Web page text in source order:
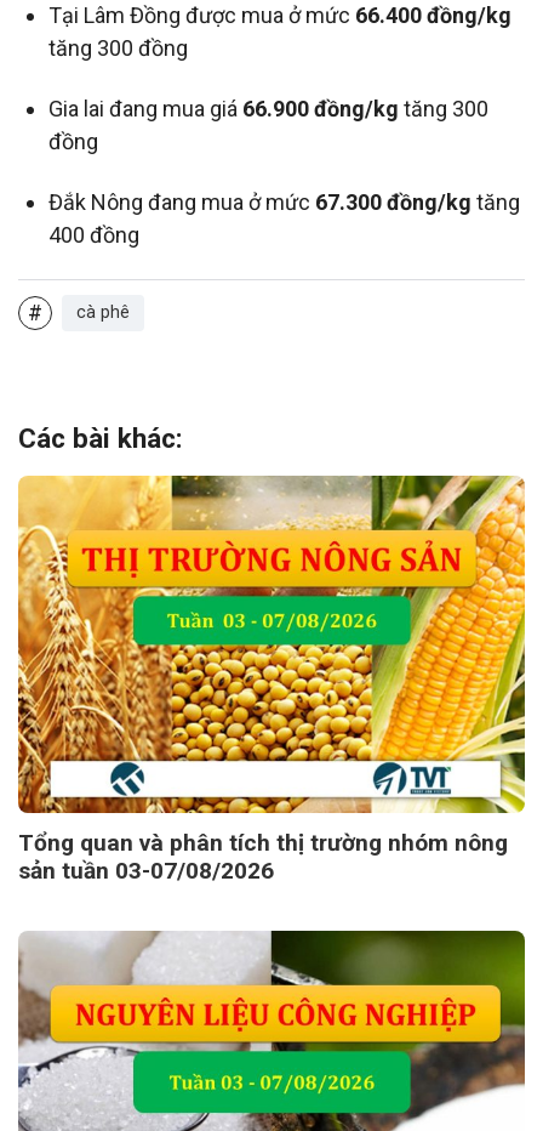
Tại Lâm Đồng được mua ở mức 66.400 đồng/kg
tăng 300 đồng
Gia lai đang mua giá 66.900 đồng/kg tăng 300
đồng
Đắk Nông đang mua ở mức 67.300 đồng/kg tăng
400 đồng
# cà phê
Các bài khác:
Tổng quan và phân tích thị trường nhóm nông
sản tuần 03-07/08/2026